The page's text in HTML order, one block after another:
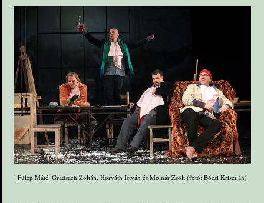
Fülep Máté, Gradsach Zoltán, Horváth István és Molnár Zsolt (fotó: Bócsi Krisztián)